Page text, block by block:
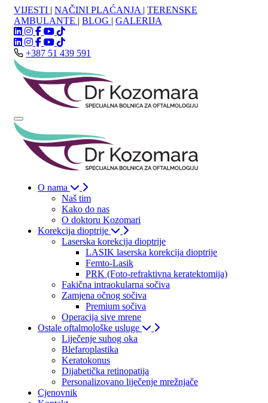
VIJESTI | NAČINI PLAĆANJA | TERENSKE
AMBULANTE | BLOG | GALERIJA
+387 51 439 591
O nama
Naš tim
Kako do nas
O doktoru Kozomari
Korekcija dioptrije
Laserska korekcija dioptrije
LASIK laserska korekcija dioptrije
Femto-Lasik
PRK (Foto-refraktivna keratektomija)
Fakična intraokularna sočiva
Zamjena očnog sočiva
Premium sočiva
Operacija sive mrene
Ostale oftalmološke usluge
Liječenje suhog oka
Blefaroplastika
Keratokonus
Dijabetička retinopatija
Personalizovano liječenje mrežnjače
Cjenovnik